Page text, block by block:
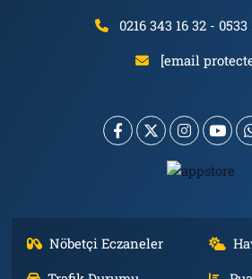
0216 343 16 32 - 0533
[email
Nöbetçi Eczaneler